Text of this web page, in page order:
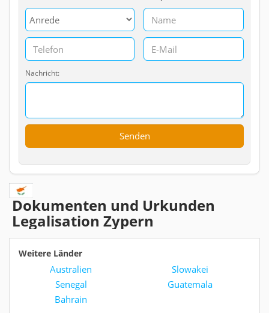
Nachricht:
Dokumenten und Urkunden
Legalisation Zypern
Weitere Länder
Australien
Slowakei
Senegal
Guatemala
Bahrain